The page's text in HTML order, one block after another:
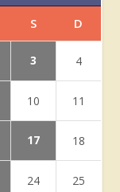
S D
3 4
10 11
17 18
24 25